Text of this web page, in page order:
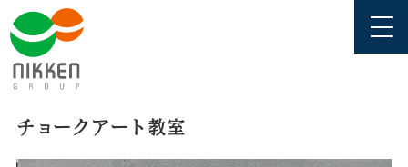
チョークアート教室